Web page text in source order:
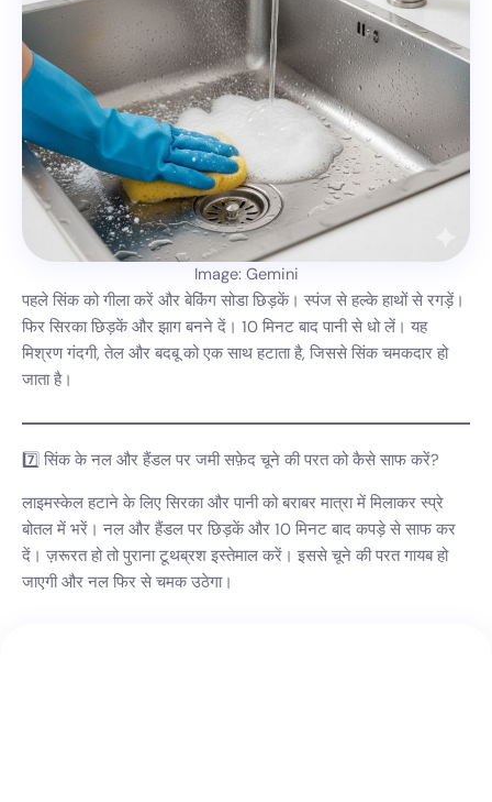
Image: Gemini
पहले सिंक को गीला करें और बेकिंग सोडा छिड़कें। स्पंज से हल्के हाथों से रगड़ें।
फिर सिरका छिड़कें और झाग बनने दें। 10 मिनट बाद पानी से धो लें। यह
मिश्रण गंदगी, तेल और बदबू को एक साथ हटाता है, जिससे सिंक चमकदार हो
जाता है।
7️⃣ सिंक के नल और हैंडल पर जमी सफ़ेद चूने की परत को कैसे साफ करें?
लाइमस्केल हटाने के लिए सिरका और पानी को बराबर मात्रा में मिलाकर स्प्रे
बोतल में भरें। नल और हैंडल पर छिड़कें और 10 मिनट बाद कपड़े से साफ कर
दें। ज़रूरत हो तो पुराना टूथब्रश इस्तेमाल करें। इससे चूने की परत गायब हो
जाएगी और नल फिर से चमक उठेगा।